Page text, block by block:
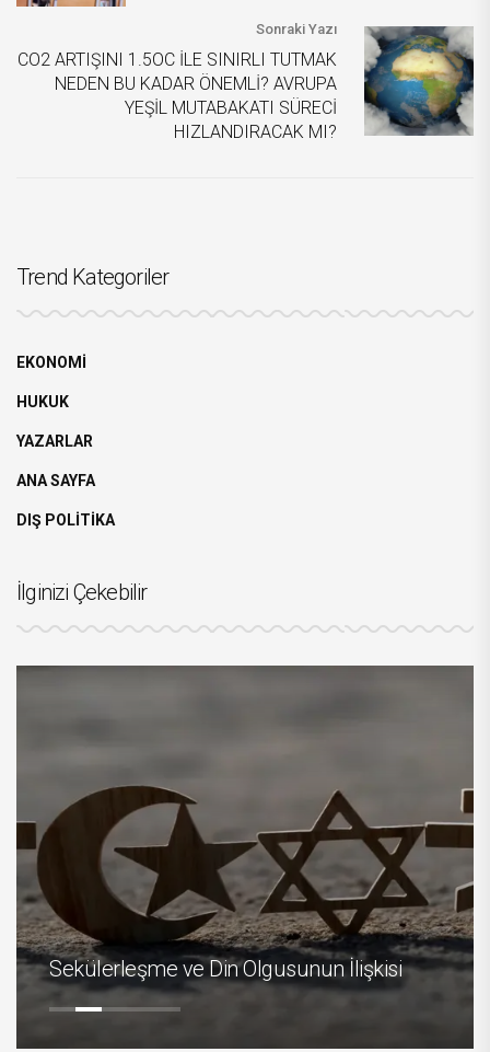
Sonraki Yazı
CO2 ARTIŞINI 1.5OC İLE SINIRLI TUTMAK
NEDEN BU KADAR ÖNEMLİ? AVRUPA
YEŞİL MUTABAKATI SÜRECİ
HIZLANDIRACAK MI?
Trend Kategoriler
EKONOMİ
HUKUK
YAZARLAR
ANA SAYFA
DIŞ POLİTİKA
İlginizi Çekebilir
Sekülerleşme ve Din Olgusunun İlişkisi